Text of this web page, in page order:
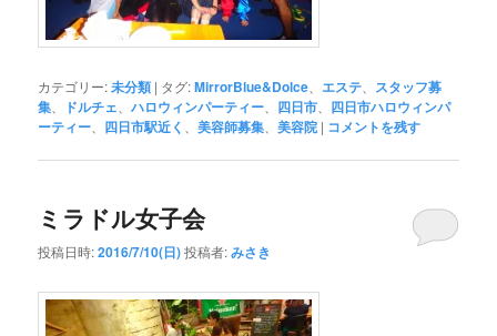
カテゴリー:未分類 | タグ:MirrorBlue&Dolce エステ
スタッフ募
集
ドルチェ 、ハロウィンパーティー 四日市
四日市ハロウィンパ
ーティー
四日市駅近く 、美容師募集 、美容院 | コメントを残す
ミラドル女子会
投稿日時:2016/7/10(日)投稿者:みさき